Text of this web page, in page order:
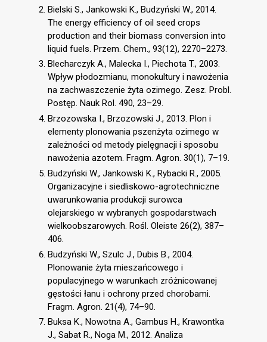
Bielski S., Jankowski K., Budzyński W., 2014.
The energy efficiency of oil seed crops
production and their biomass conversion into
liquid fuels. Przem. Chem., 93(12), 2270–2273.
Blecharczyk A., Malecka I., Piechota T., 2003.
Wpływ płodozmianu, monokultury i nawożenia
na zachwaszczenie żyta ozimego. Zesz. Probl.
Postęp. Nauk Rol. 490, 23–29.
Brzozowska I., Brzozowski J., 2013. Plon i
elementy plonowania pszenżyta ozimego w
zależności od metody pielęgnacji i sposobu
nawożenia azotem. Fragm. Agron. 30(1), 7–19.
Budzyński W., Jankowski K., Rybacki R., 2005.
Organizacyjne i siedliskowo-agrotechniczne
uwarunkowania produkcji surowca
olejarskiego w wybranych gospodarstwach
wielkoobszarowych. Rośl. Oleiste 26(2), 387–
406.
Budzyński W., Szulc J., Dubis B., 2004.
Plonowanie żyta mieszańcowego i
populacyjnego w warunkach zróżnicowanej
gęstości łanu i ochrony przed chorobami.
Fragm. Agron. 21(4), 74–90.
Buksa K., Nowotna A., Gambus H., Krawontka
J., Sabat R., Noga M., 2012. Analiza